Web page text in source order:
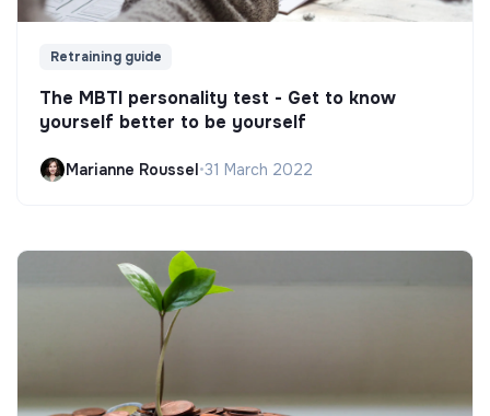
Retraining guide
The MBTI personality test - Get to know
yourself better to be yourself
Marianne Roussel•31 March 2022